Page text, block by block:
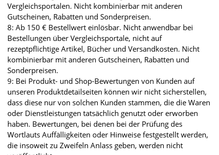
Vergleichsportalen. Nicht kombinierbar mit anderen
Gutscheinen, Rabatten und Sonderpreisen.
8: Ab 150 € Bestellwert einlösbar. Nicht anwendbar bei
Bestellungen über Vergleichsportale, nicht auf
rezeptpflichtige Artikel, Bücher und Versandkosten. Nicht
kombinierbar mit anderen Gutscheinen, Rabatten und
Sonderpreisen.
9: Bei Produkt- und Shop-Bewertungen von Kunden auf
unseren Produktdetailseiten können wir nicht sicherstellen,
dass diese nur von solchen Kunden stammen, die die Waren
oder Dienstleistungen tatsächlich genutzt oder erworben
haben. Bewertungen, bei denen bei der Prüfung des
Wortlauts Auffälligkeiten oder Hinweise festgestellt werden,
die insoweit zu Zweifeln Anlass geben, werden nicht